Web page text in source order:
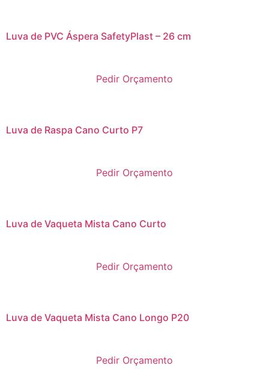
Luva de PVC Áspera SafetyPlast – 26 cm
Pedir Orçamento
Luva de Raspa Cano Curto P7
Pedir Orçamento
Luva de Vaqueta Mista Cano Curto
Pedir Orçamento
Luva de Vaqueta Mista Cano Longo P20
Pedir Orçamento